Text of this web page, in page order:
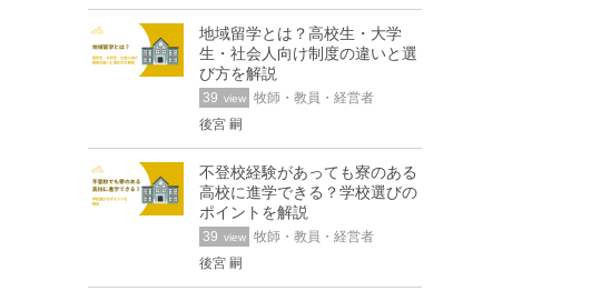
地域留学とは？高校生・大学
生・社会人向け制度の違いと選
び方を解説
39 view
牧師・教員・経営者
後宮 嗣
不登校経験があっても寮のある
高校に進学できる？学校選びの
ポイントを解説
39 view
牧師・教員・経営者
後宮 嗣